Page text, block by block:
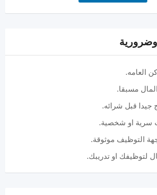
العامه.
مسبقا.
جيدا قبل شرائه.
سرية او شخصية.
التوظيف موثوقة.
لتوظيفك او تدريبك.